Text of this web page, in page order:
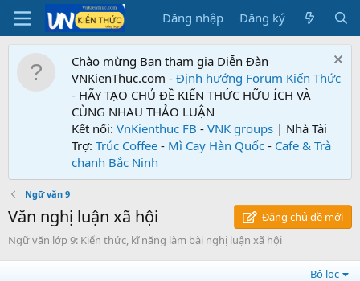
Đăng nhập Đăng ký
Chào mừng Bạn tham gia Diễn Đàn
VNKienThuc.com - Định hướng Forum Kiến Thức
- HÃY TẠO CHỦ ĐỀ KIẾN THỨC HỮU ÍCH VÀ
CÙNG NHAU THẢO LUẬN
Kết nối: VnKienthuc FB - VNK groups | Nhà Tài
Trợ: Trúc Coffee - Mì Cay Hàn Quốc - Cafe & Trà
chanh Bắc Ninh
Ngữ văn 9
Văn nghị luận xã hội
Đăng chủ đề mới
Ngữ văn lớp 9: Kiến thức, kĩ năng làm bài nghị luận xã hội
Bộ lọc